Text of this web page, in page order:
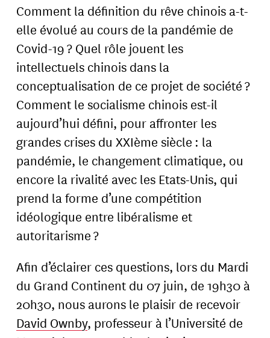
Comment la définition du rêve chinois a-t-
elle évolué au cours de la pandémie de
Covid-19 ? Quel rôle jouent les
intellectuels chinois dans la
conceptualisation de ce projet de société ?
Comment le socialisme chinois est-il
aujourd’hui défini, pour affronter les
grandes crises du XXIème siècle : la
pandémie, le changement climatique, ou
encore la rivalité avec les Etats-Unis, qui
prend la forme d’une compétition
idéologique entre libéralisme et
autoritarisme ?
Afin d’éclairer ces questions, lors du Mardi
du Grand Continent du 07 juin, de 19h30 à
20h30, nous aurons le plaisir de recevoir
David Ownby, professeur à l’Université de